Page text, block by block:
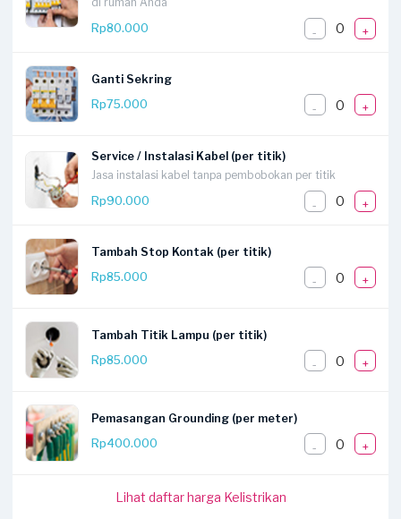
Rp80.000
- 0 +
Ganti Sekring
Rp75.000
- 0 +
Service / Instalasi Kabel (per titik)
Jasa instalasi kabel tanpa pembobokan per titik
Rp90.000
- 0 +
Tambah Stop Kontak (per titik)
Rp85.000
- 0 +
Tambah Titik Lampu (per titik)
Rp85.000
- 0 +
Pemasangan Grounding (per meter)
Rp400.000
- 0 +
Lihat daftar harga Kelistrikan